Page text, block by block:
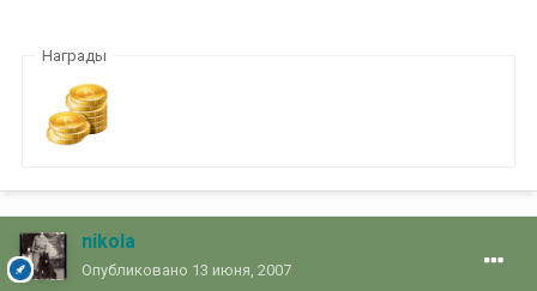
Награды
nikola
Опубликовано 13 июня, 2007